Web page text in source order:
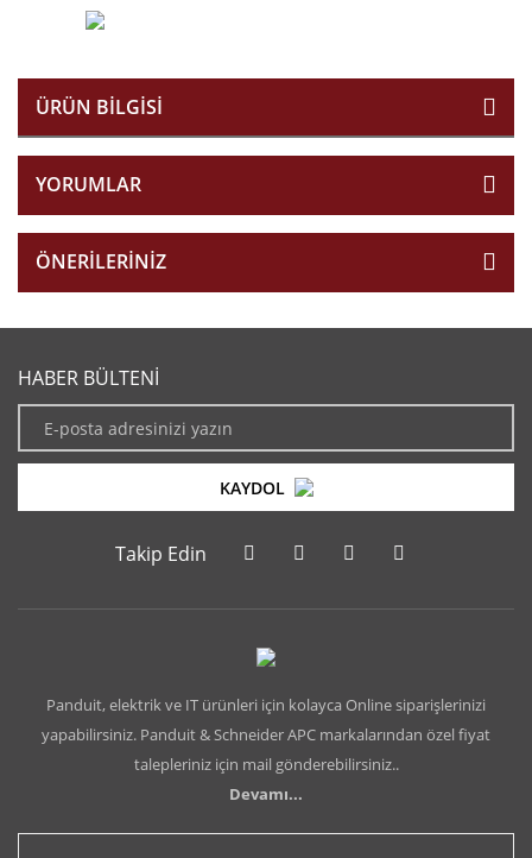
ÜRÜN BILGISI
YORUMLAR
ÖNERILERINIZ
HABER BÜLTENİ
KAYDOL
Takip Edin
Panduit, elektrik ve IT ürünleri için kolayca Online siparişlerinizi
yapabilirsiniz. Panduit & Schneider APC markalarından özel fiyat
talepleriniz için mail gönderebilirsiniz..
Devamı...